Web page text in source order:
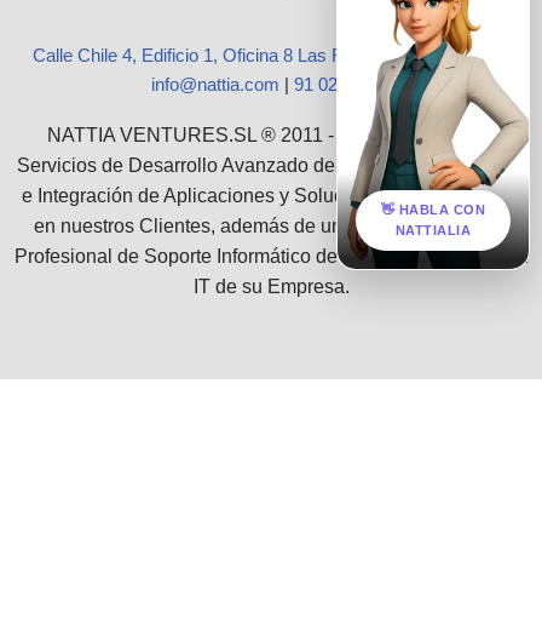
Calle Chile 4, Edificio 1, Oficina 8 Las Rozas, Madrid 28290
info@nattia.com | 91 027 3665
NATTIA VENTURES.SL ® 2011 - 2026 :: Ofrecemos
Servicios de Desarrollo Avanzado de Software, Consultoría
e Integración de Aplicaciones y Soluciones Empresariales
en nuestros Clientes, además de un grupo de Servicios
Profesional de Soporte Informático de toda la infraestructura
IT de su Empresa.
👋 HABLA CON
NATTIALIA